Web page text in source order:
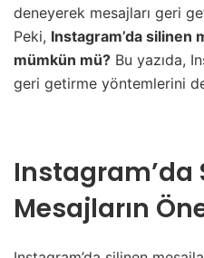
deneyerek mesajları geri
Peki, Instagram’da silinen
mümkün mü? Bu yazıda,
geri getirme yöntemlerini
Instagram’da
Mesajların